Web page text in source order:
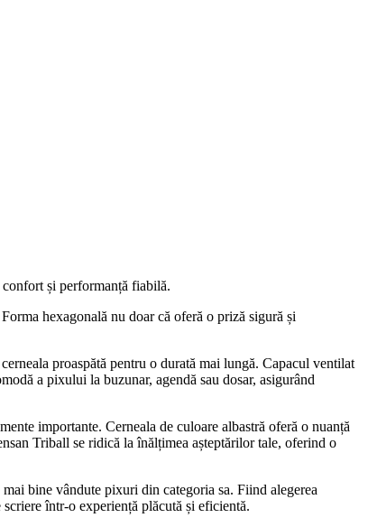
și performanță fiabilă.
hexagonală nu doar că oferă o priză sigură și
proaspătă pentru o durată mai lungă. Capacul ventilat
a pixului la buzunar, agendă sau dosar, asigurând
importante. Cerneala de culoare albastră oferă o nuanță
Triball se ridică la înălțimea așteptărilor tale, oferind o
bine vândute pixuri din categoria sa. Fiind alegerea
într-o experiență plăcută și eficientă.